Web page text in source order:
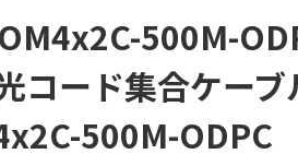
500M-
コード集合ケー
500M-ODPC